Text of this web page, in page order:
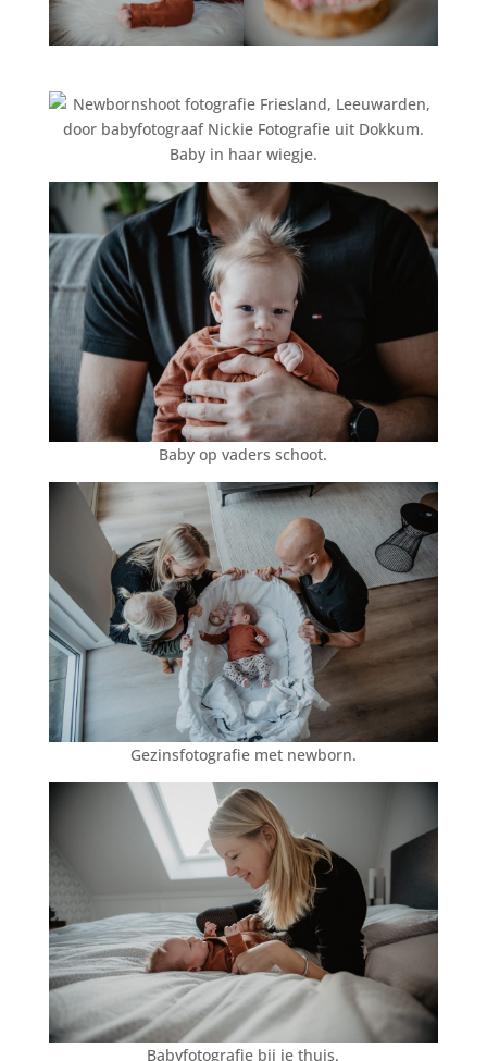
Baby in haar wiegje.
Baby op vaders schoot.
Gezinsfotografie met newborn.
Babyfotografie bij je thuis.